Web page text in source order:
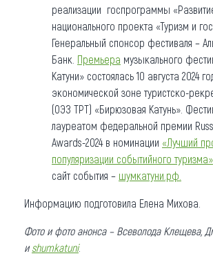
реализации госпрограммы
национального проекта «Туризм и
Генеральный спонсор фестиваля –
Банк. Премьера музыкального
Катуни» состоялась 10 августа 2024
экономической зоне туристско-
(ОЭЗ ТРТ) «Бирюзовая Катунь».
лауреатом федеральной премии
Awards-2024 в номинации «Лучший
популяризации событийного туризма»
сайт события – шумкатуни.рф.
Информацию подготовила Елена Михова.
Фото и фото анонса – Всеволода Клещева,
и shumkatuni.